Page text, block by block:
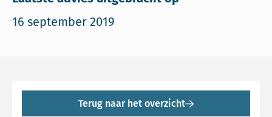
16 september 2019
Terug naar het overzicht